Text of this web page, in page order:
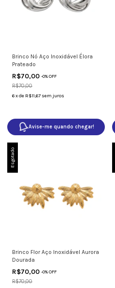
Brinco Nó Aço Inoxidável Élora
Prateado
R$70,00 -0% OFF
R$70,00
6xde R$11,67 sem juros
Avise-me quando chegar!
Esgotado
Brinco Flor Aço Inoxidável Aurora
Dourada
R$70,00 -0% OFF
R$70,00